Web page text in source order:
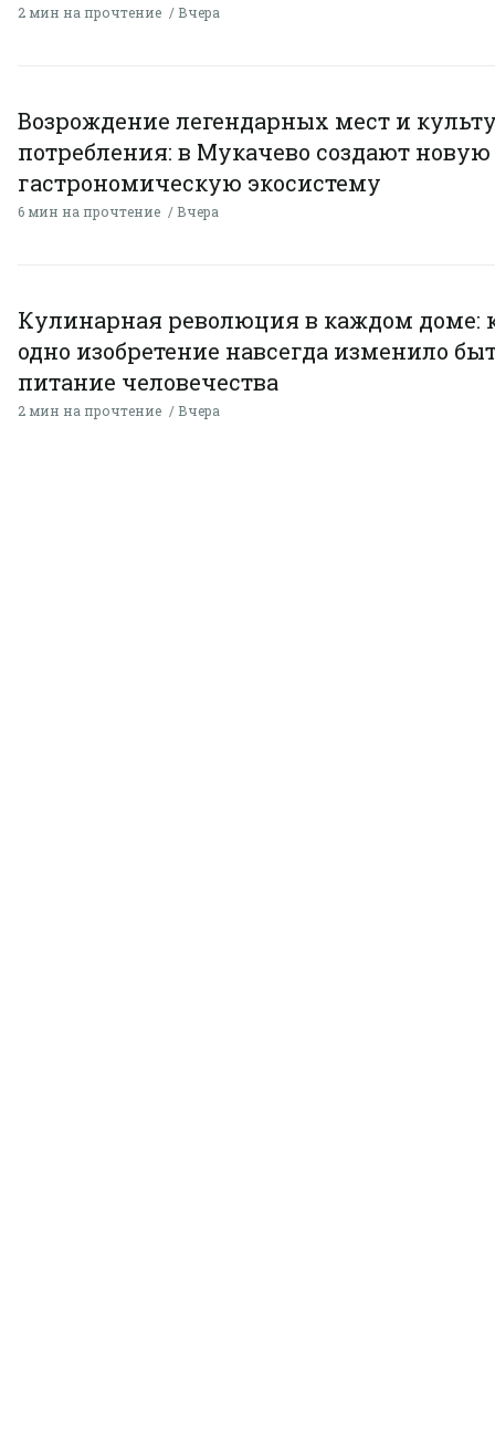
2 мин на прочтение Вчера
Возрождение легендарных мест и
потребления: в Мукачево создают новую
гастрономическую экосистему
6 мин на прочтение Вчера
Кулинарная революция в каждом доме:
одно изобретение навсегда изменило
питание человечества
2 мин на прочтение Вчера